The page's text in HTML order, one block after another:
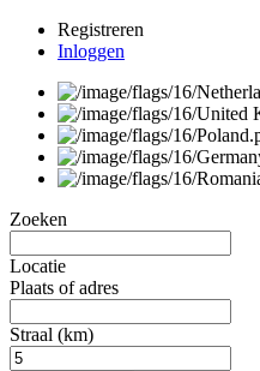
Registreren
Inloggen
Zoeken
Locatie
Plaats of adres
Straal (km)